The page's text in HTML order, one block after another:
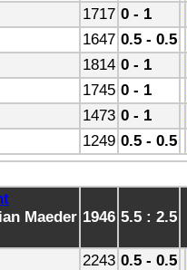
1717 0 - 1
1647 0.5 - 0.5
1814 0 - 1
1745 0 - 1
1473 0 - 1
1249 0.5 - 0.5
1946 5.5 : 2.5
2243 0.5 - 0.5